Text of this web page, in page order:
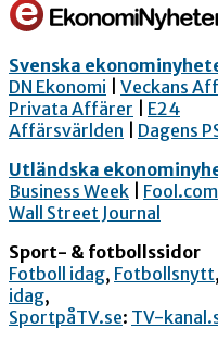
Svenska
DN Ekonomi
Veckans
Privata Affärer
E24
Affärsvärlden
Dagens
Utländska
Business Week
Fool.com
Wall Street Journal
Sport- & fotbollssidor
Fotboll idag, Fotbollsnytt,
idag,
SportpåTV.se: TV-